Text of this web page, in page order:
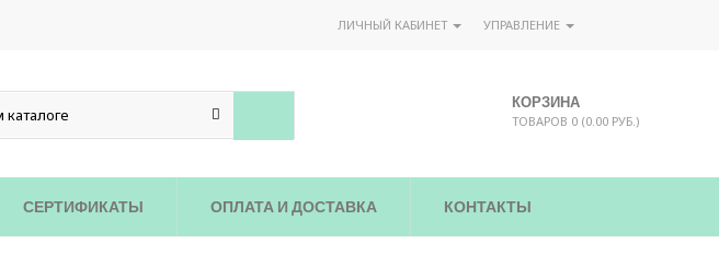
ЛИЧНЫЙ КАБИНЕТ УПРАВЛЕНИЕ
КОРЗИНА
ТОВАРОВ 0 (0.00 РУБ.)
СЕРТИФИКАТЫ ОПЛАТА И ДОСТАВКА КОНТАКТЫ